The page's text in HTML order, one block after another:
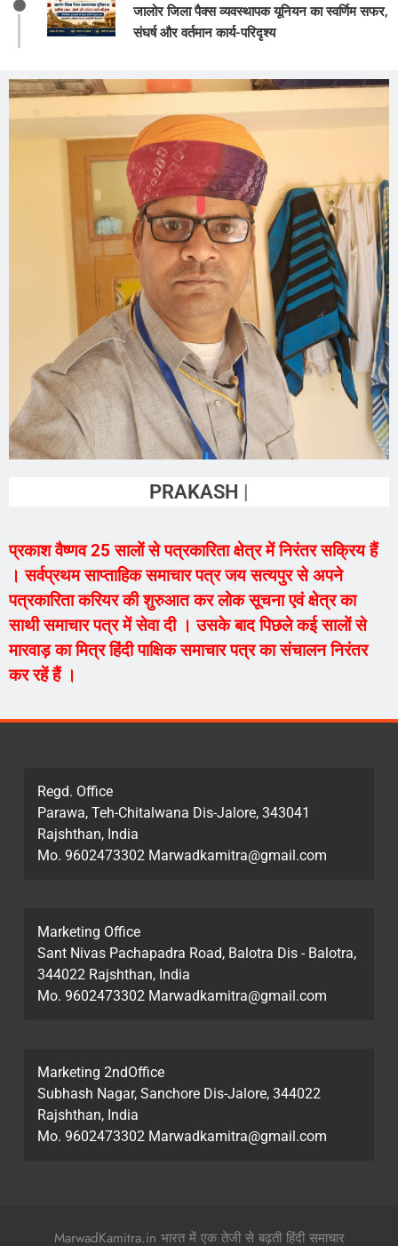
जालोर जिला पैक्स व्यवस्थापक यूनियन का स्वर्णिम सफर,
संघर्ष और वर्तमान कार्य-परिदृश्य
PRAKASH VAISHNAV
प्रकाश वैष्णव 25 सालों से पत्रकारिता क्षेत्र में निरंतर सक्रिय हैं
। सर्वप्रथम साप्ताहिक समाचार पत्र जय सत्यपुर से अपने
पत्रकारिता करियर की शुरुआत कर लोक सूचना एवं क्षेत्र का
साथी समाचार पत्र में सेवा दी । उसके बाद पिछले कई सालों से
मारवाड़ का मित्र हिंदी पाक्षिक समाचार पत्र का संचालन निरंतर
कर रहें हैं ।
Regd. Office
Parawa, Teh-Chitalwana Dis-Jalore, 343041
Rajshthan, India
Mo. 9602473302 Marwadkamitra@gmail.com
Marketing Office
Sant Nivas Pachapadra Road, Balotra Dis - Balotra,
344022 Rajshthan, India
Mo. 9602473302 Marwadkamitra@gmail.com
Marketing 2ndOffice
Subhash Nagar, Sanchore Dis-Jalore, 344022
Rajshthan, India
Mo. 9602473302 Marwadkamitra@gmail.com
MarwadKamitra.in भारत में एक तेजी से बढ़ती हिंदी समाचार